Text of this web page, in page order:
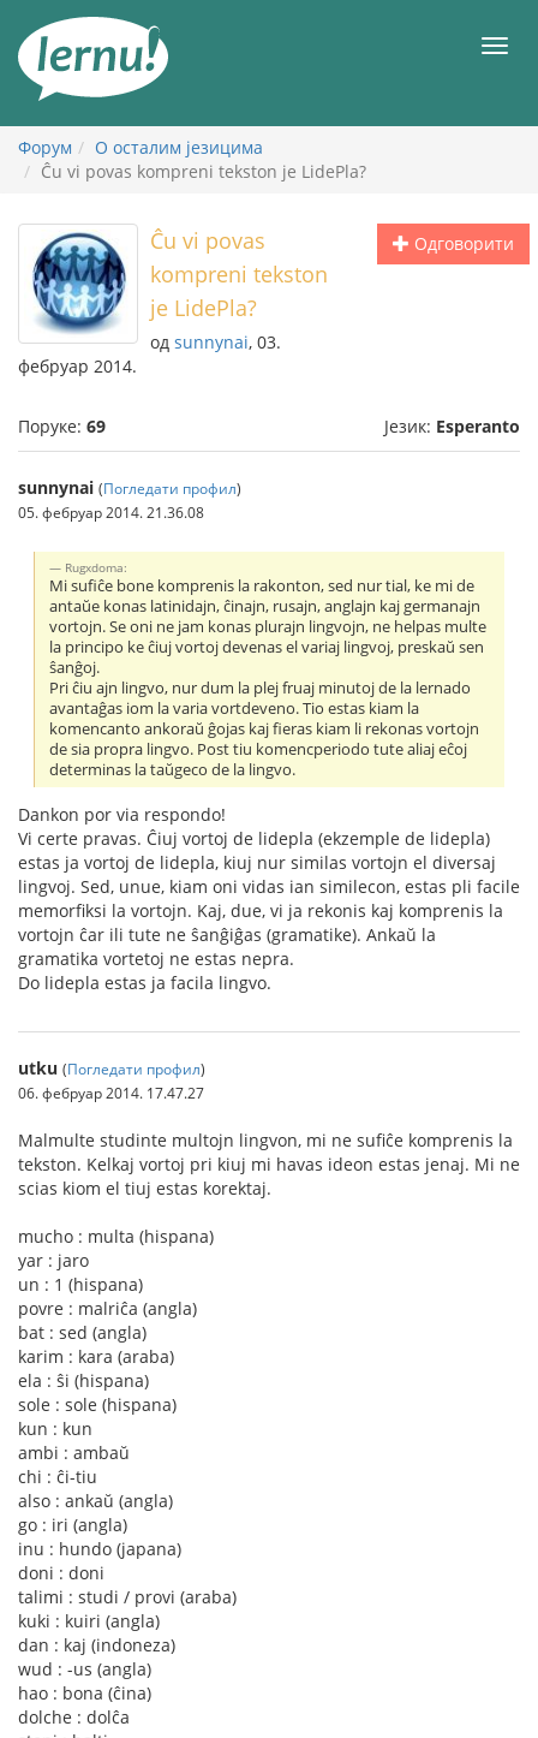
садржају
Форум
О осталим језицима
Ĉu vi povas kompreni tekston je LidePla?
Одговорити
Ĉu vi povas
kompreni tekston
je LidePla?
од sunnynai, 03.
фебруар 2014.
Поруке: 69 Језик: Esperanto
sunnynai (Погледати профил)
05. фебруар 2014. 21.36.08
Rugxdoma:
Mi sufiĉe bone komprenis la rakonton, sed nur tial, ke mi de
antaŭe konas latinidajn, ĉinajn, rusajn, anglajn kaj germanajn
vortojn. Se oni ne jam konas plurajn lingvojn, ne helpas multe
la principo ke ĉiuj vortoj devenas el variaj lingvoj, preskaŭ sen
ŝanĝoj.
Pri ĉiu ajn lingvo, nur dum la plej fruaj minutoj de la lernado
avantaĝas iom la varia vortdeveno. Tio estas kiam la
komencanto ankoraŭ ĝojas kaj fieras kiam li rekonas vortojn
de sia propra lingvo. Post tiu komencperiodo tute aliaj eĉoj
determinas la taŭgeco de la lingvo.
Dankon por via respondo!
Vi certe pravas. Ĉiuj vortoj de lidepla (ekzemple de lidepla)
estas ja vortoj de lidepla, kiuj nur similas vortojn el diversaj
lingvoj. Sed, unue, kiam oni vidas ian similecon, estas pli facile
memorfiksi la vortojn. Kaj, due, vi ja rekonis kaj komprenis la
vortojn ĉar ili tute ne ŝanĝiĝas (gramatike). Ankaŭ la
gramatika vortetoj ne estas nepra.
Do lidepla estas ja facila lingvo.
utku (Погледати профил)
06. фебруар 2014. 17.47.27
Malmulte studinte multojn lingvon, mi ne sufiĉe komprenis la
tekston. Kelkaj vortoj pri kiuj mi havas ideon estas jenaj. Mi ne
scias kiom el tiuj estas korektaj.
mucho : multa (hispana)
yar : jaro
un : 1 (hispana)
povre : malriĉa (angla)
bat : sed (angla)
karim : kara (araba)
ela : ŝi (hispana)
sole : sole (hispana)
kun : kun
ambi : ambaŭ
chi : ĉi-tiu
also : ankaŭ (angla)
go : iri (angla)
inu : hundo (japana)
doni : doni
talimi : studi / provi (araba)
kuki : kuiri (angla)
dan : kaj (indoneza)
wud : -us (angla)
hao : bona (ĉina)
dolche : dolĉa